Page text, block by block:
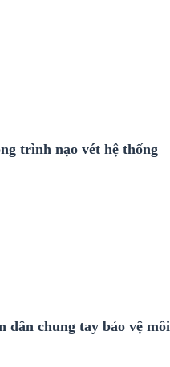
trình nạo vét hệ thống
dân chung tay bảo vệ môi